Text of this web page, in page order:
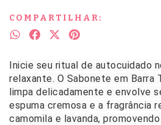
COMPARTILHAR:
Inicie seu ritual de autocuidado
relaxante. O Sabonete em Barra
limpa delicadamente e envolve
espuma cremosa e a fragrância
camomila e lavanda,